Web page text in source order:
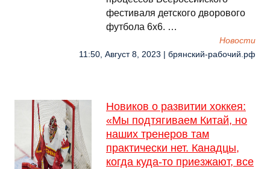
фестиваля детского дворового
футбола 6х6. …
Новости
11:50, Август 8, 2023 | брянский-рабочий.рф
Новиков о развитии хоккея:
«Мы подтягиваем Китай, но
наших тренеров там
практически нет. Канадцы,
когда куда-то приезжают, все